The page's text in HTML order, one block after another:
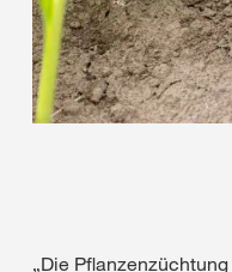
„Die